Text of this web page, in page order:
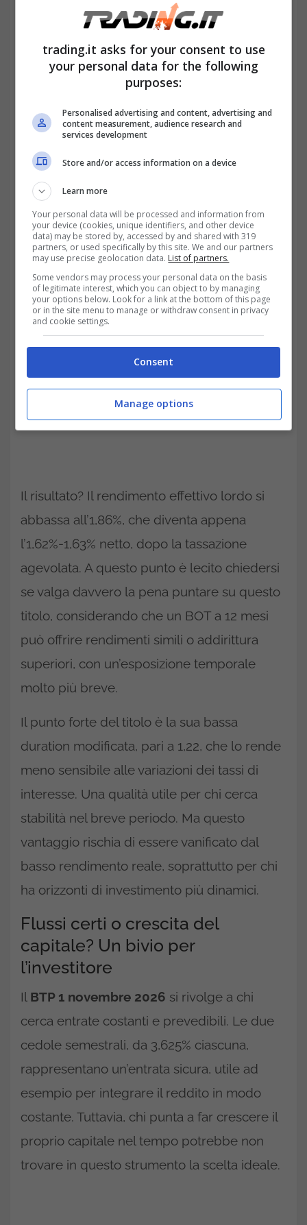
sopra la pari significa accettare una perdita
certa sul capitale rimborsato a scadenza,
pari a 100.
Un’alta cedola che non basta a garantire guadagni reali
interessanti-trading.it
Il risultato? Il rendimento effettivo lordo si
abbassa all’1,86%, che diventa appena
l’1,62%-1,63% netto, dopo la tassazione
agevolata. A questo punto è lecito chiedersi
se valga davvero la pena puntare su questo
titolo, considerando che un BOT a 12 mesi
può offrire rendimenti simili o addirittura
superiori, con un’esposizione temporale
molto più breve.
Il punto forte del titolo è la sua bassa
duration modificata, pari a 1,22, che lo rende
meno sensibile alle variazioni dei tassi di
interesse. Una qualità utile per chi cerca
stabilità nel breve periodo. Ma questo
vantaggio rischia di essere vanificato dal
basso rendimento reale, soprattutto per chi
ha orizzonti di investimento più dinamici.
Flussi certi o crescita del
capitale? Un bivio per
l’investitore
Il BTP 1 novembre 2026 si rivolge a chi
cerca entrate costanti e prevedibili. Le due
cedole semestrali, da 3,625% ciascuna,
rappresentano un’entrata sicura, utile ad
esempio per integrare il reddito in modo
costante. Tuttavia, chi punta a far crescere il
proprio capitale nel tempo potrebbe non
trovare in questo strumento la scelta ideale.
trading.it asks for your consent to use
your personal data for the following
purposes:
Personalised advertising and content, advertising and
content measurement, audience research and
services development
Store and/or access information on a device
Learn more
Your personal data will be processed and information from
your device (cookies, unique identifiers, and other device
data) may be stored by, accessed by and shared with 319
partners, or used specifically by this site. We and our partners
may use precise geolocation data. List of partners.
Some vendors may process your personal data on the basis
of legitimate interest, which you can object to by managing
your options below. Look for a link at the bottom of this page
or in the site menu to manage or withdraw consent in privacy
and cookie settings.
Consent
Manage options